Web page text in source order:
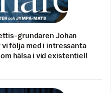
grundaren Johan
följa med i intressanta
hälsa i vid existentiell